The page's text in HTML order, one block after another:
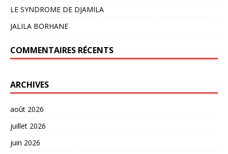
LE SYNDROME DE DJAMILA
JALILA BORHANE
COMMENTAIRES RÉCENTS
ARCHIVES
août 2026
juillet 2026
juin 2026